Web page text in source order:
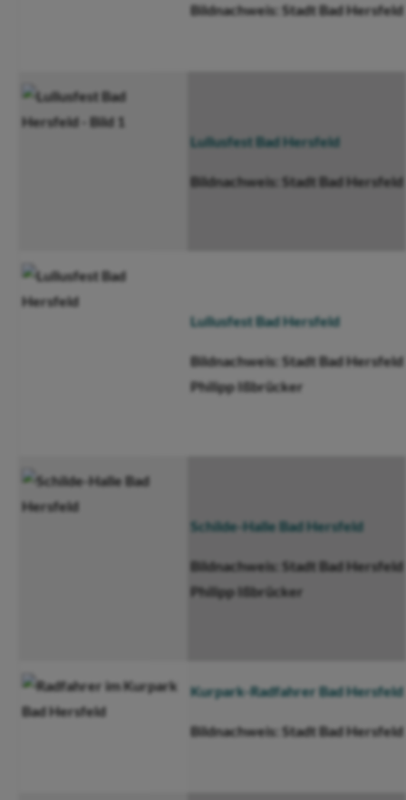
Bildnachweis: Stadt Bad Hersfeld
Lullusfest Bad Hersfeld
Bildnachweis: Stadt Bad Hersfeld
Lullusfest Bad Hersfeld
Bildnachweis: Stadt Bad
Philipp Ißbrücker
Schilde-Halle Bad Hersfeld
Bildnachweis: Stadt Bad
Philipp Ißbrücker
Kurpark-Radfahrer Bad Hersfeld
Bildnachweis: Stadt Bad Hersfeld